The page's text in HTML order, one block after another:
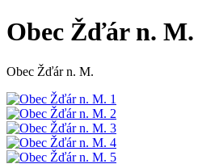
Obec Žďár n. M.
Obec Žďár n. M.